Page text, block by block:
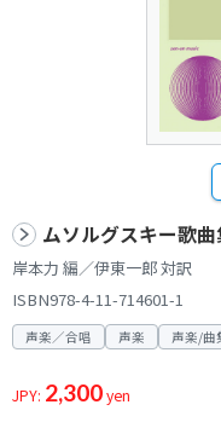
ムソルグスキー歌
岸本力 編／伊東一郎 対訳
ISBN978-4-11-714601-1
声楽／合唱 声楽 声楽/曲
JPY: 2,300yen